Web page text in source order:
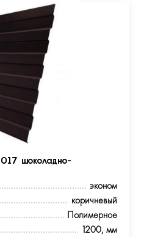
шоколадно-
эконом
коричневый
Полимерное
1200, мм